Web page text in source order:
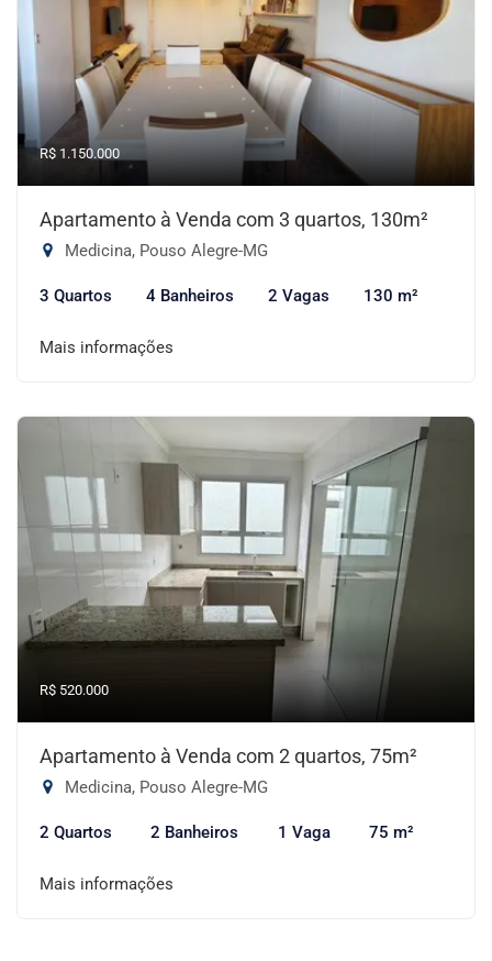
R$ 1.150.000
Apartamento à Venda com 3 quartos, 130m²
Medicina, Pouso Alegre-MG
3 Quartos 4 Banheiros 2 Vagas 130 m²
Mais informações
R$ 520.000
Apartamento à Venda com 2 quartos, 75m²
Medicina, Pouso Alegre-MG
2 Quartos 2 Banheiros 1 Vaga 75 m²
Mais informações